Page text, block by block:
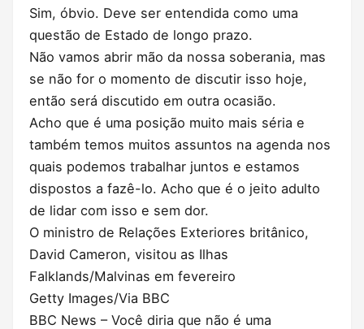
Sim, óbvio. Deve ser entendida como uma
questão de Estado de longo prazo.
Não vamos abrir mão da nossa soberania, mas
se não for o momento de discutir isso hoje,
então será discutido em outra ocasião.
Acho que é uma posição muito mais séria e
também temos muitos assuntos na agenda nos
quais podemos trabalhar juntos e estamos
dispostos a fazê-lo. Acho que é o jeito adulto
de lidar com isso e sem dor.
O ministro de Relações Exteriores britânico,
David Cameron, visitou as Ilhas
Falklands/Malvinas em fevereiro
Getty Images/Via BBC
BBC News – Você diria que não é uma